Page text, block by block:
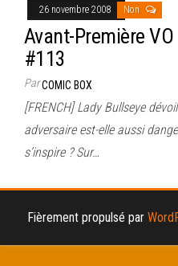
26 novembre 2008 Non
Avant-Première
#113
ParCOMIC BOX
[FRENCH] Lady Bullseye
adversaire est-elle aussi
s’inspire ? Sur…
Fièrement propulsé par